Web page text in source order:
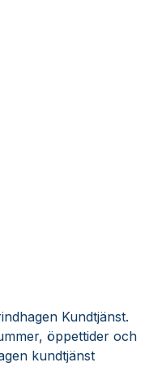
Kundtjänst.
öppettider och
kundtjänst